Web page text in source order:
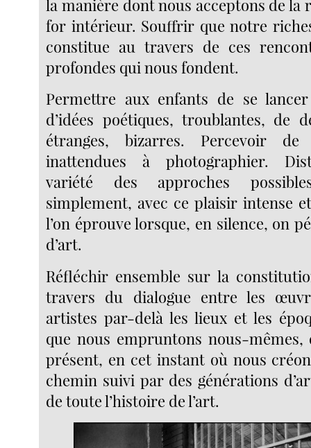
la manière dont nous acceptons de la
for intérieur. Souffrir que notre
constitue au travers de ces
profondes qui nous fondent.
Permettre aux enfants de se
d’idées poétiques, troublantes, de
étranges, bizarres. Percevoir de
inattendues à photographier.
variété des approches
simplement, avec ce plaisir intense
l’on éprouve lorsque, en silence, on
d’art.
Réfléchir ensemble sur la
travers du dialogue entre les
artistes par-delà les lieux et les
que nous empruntons nous-mêmes,
présent, en cet instant où nous
chemin suivi par des générations
de toute l’histoire de l’art.